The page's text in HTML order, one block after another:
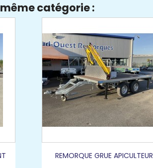
catégorie :
REMORQUE GRUE APICULTEUR